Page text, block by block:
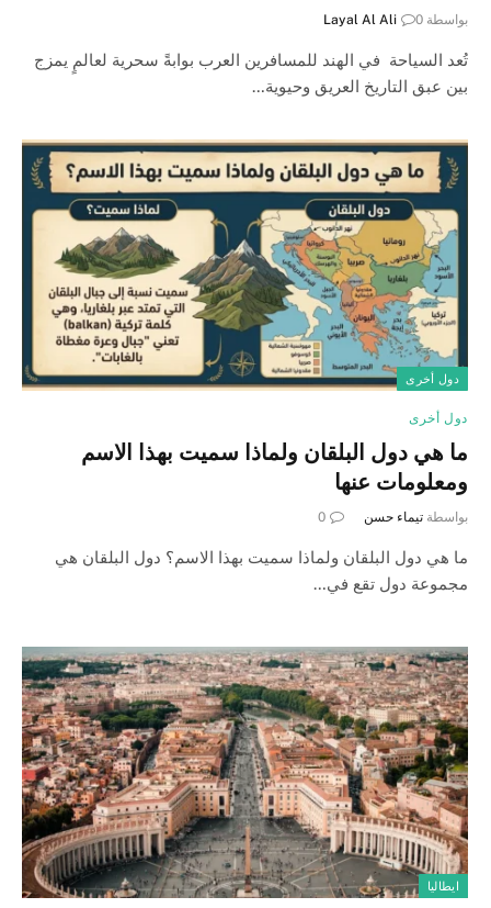
بواسطة Layal Al Ali 0
تُعد السياحة في الهند للمسافرين العرب بوابةً سحرية لعالمٍ يمزج
بين عبق التاريخ العريق وحيوية…
دول أخرى
دول أخرى
ما هي دول البلقان ولماذا سميت بهذا الاسم
ومعلومات عنها
بواسطة تيماء حسن 0
ما هي دول البلقان ولماذا سميت بهذا الاسم؟ دول البلقان هي
مجموعة دول تقع في…
ايطاليا